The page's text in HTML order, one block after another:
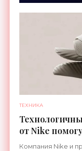
ТЕХНИКА
от Nike
ноги после
Компания Nike и